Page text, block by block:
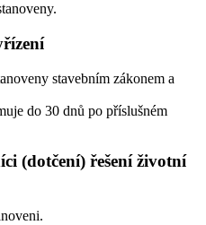
stavebním zákonem a
do 30 dnů po příslušném
(dotčení) řešení životní